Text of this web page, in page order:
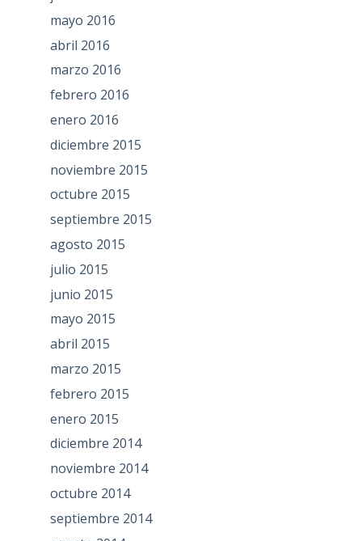
mayo 2016
abril 2016
marzo 2016
febrero 2016
enero 2016
diciembre 2015
noviembre 2015
octubre 2015
septiembre 2015
agosto 2015
julio 2015
junio 2015
mayo 2015
abril 2015
marzo 2015
febrero 2015
enero 2015
diciembre 2014
noviembre 2014
octubre 2014
septiembre 2014